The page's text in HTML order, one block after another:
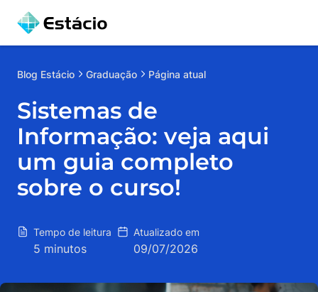
Blog Estácio Graduação Página atual
Sistemas de
Informação: veja aqui
um guia completo
sobre o curso!
Tempo de leitura
5 minutos
Atualizado em
09/07/2026